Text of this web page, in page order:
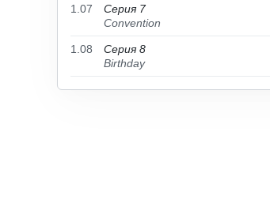
1.07
Серия 7
Convention
1.08
Серия 8
Birthday